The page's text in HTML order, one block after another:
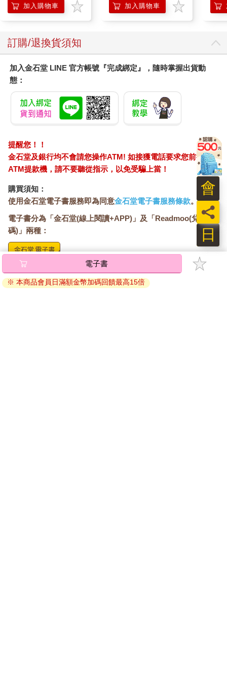
加入購物車 加入購物車
訂購/退換貨須知
加入金石堂 LINE 官方帳號『完成綁定』，隨時掌握出貨動
態：
提醒您！！
金石堂及銀行均不會請您操作ATM! 如接獲電話要求您前往
ATM提款機，請不要聽從指示，以免受騙上當！
購買須知：
使用金石堂電子書服務即為同意金石堂電子書服務條款。
電子書分為「金石堂(線上閱讀+APP)」及「Readmoo(兌換
碼)」兩種：
將儲存於會員中心→電子書服務「我的e書櫃」，點選線上
閱讀直接開啟閱讀。
線上閱讀：
電子書
※ 本商品會員日滿額金幣加碼回饋最高15倍
日
員
會